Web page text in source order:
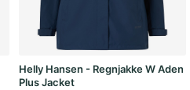
Helly Hansen - Regnjakke W Aden
Plus Jacket